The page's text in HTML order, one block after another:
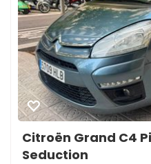
Citroën Grand C4
Seduction